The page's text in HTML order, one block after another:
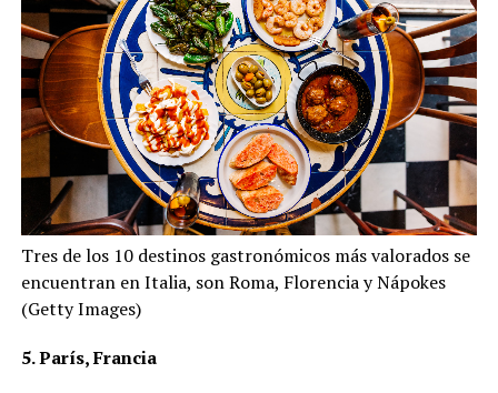
Tres de los 10 destinos gastronómicos más valorados se
encuentran en Italia, son Roma, Florencia y Nápokes
(Getty Images)
5. París, Francia